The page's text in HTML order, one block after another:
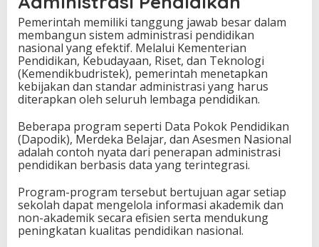
Pemerintah memiliki tanggung jawab besar dalam
membangun sistem administrasi pendidikan
nasional yang efektif. Melalui Kementerian
Pendidikan, Kebudayaan, Riset, dan Teknologi
(Kemendikbudristek), pemerintah menetapkan
kebijakan dan standar administrasi yang harus
diterapkan oleh seluruh lembaga pendidikan.
Beberapa program seperti Data Pokok Pendidikan
(Dapodik), Merdeka Belajar, dan Asesmen Nasional
adalah contoh nyata dari penerapan administrasi
pendidikan berbasis data yang terintegrasi.
Program-program tersebut bertujuan agar setiap
sekolah dapat mengelola informasi akademik dan
non-akademik secara efisien serta mendukung
peningkatan kualitas pendidikan nasional.